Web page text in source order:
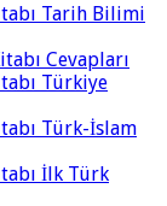
Tarih Bilimi
Cevapları
Türkiye
Türk-İslam
İlk Türk